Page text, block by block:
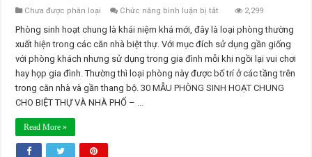
Chưa được phân loại Chức năng bình luận bị tắt
MẪU
PHÒNG
SINH
HOẠT
CHUNG
CHO
THỰ
2,299
Phòng sinh hoạt chung là khái niệm khá mới, đây là loại phòng thường
xuất hiện trong các căn nhà biệt thự. Với mục đích sử dụng gần giống
với phòng khách nhưng sử dụng trong gia đình mỗi khi ngồi lại vui chơi
hay họp gia đình. Thường thì loại phòng này được bố trí ở các tầng trên
trong căn nhà và gần thang bộ. 30 MẪU PHÒNG SINH HOẠT CHUNG
CHO BIỆT THỰ VÀ NHÀ PHỐ – ...
Read More »